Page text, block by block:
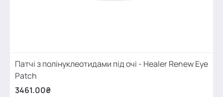
Патчі з полінуклеотидами під очі - Healer Renew Eye
Patch
3461.00₴